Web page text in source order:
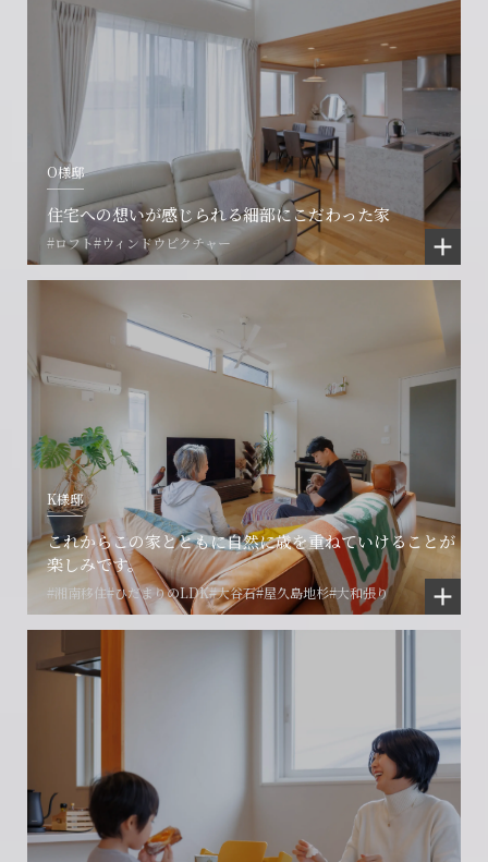
O様邸
住宅への想いが感じられる細部にこだわった家
#ロフト#ウィンドウピクチャー
K様邸
これからこの家とともに自然に歳を重ねていけることが
楽しみです。
#湘南移住#ひだまりのLDK#大谷石#屋久島地杉#大和張り